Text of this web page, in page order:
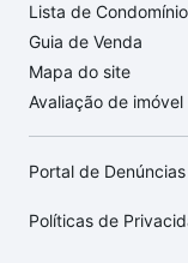
Lista de
Guia de Venda
Mapa do site
Avaliação de imóvel
Portal de Denúncias
Políticas de